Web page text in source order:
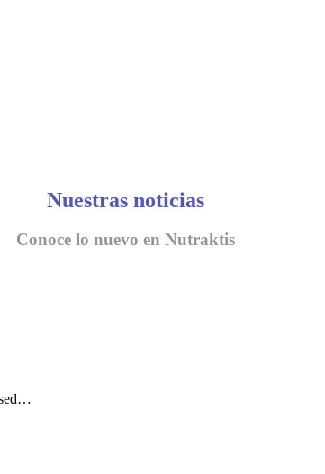
Nuestras noticias
Conoce lo nuevo en Nutraktis